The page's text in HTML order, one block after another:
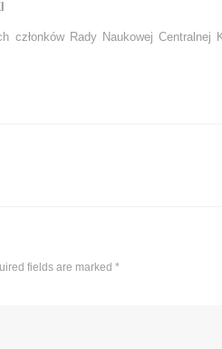
członków Rady Naukowej Centralnej
fields are marked *